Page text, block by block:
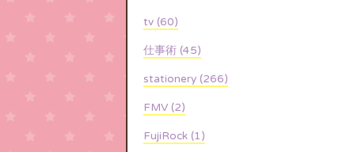
tv (60)
仕事術 (45)
stationery (266)
FMV (2)
FujiRock (1)